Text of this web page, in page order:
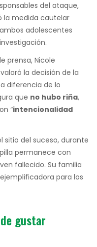
del ataque,
la medida cautelar
adolescentes
prensa, Nicole
la decisión de la
diferencia de lo
que no hubo riña,
“intencionalidad
sitio del suceso, durante
permanece con
fallecido. Su familia
para los
gustar